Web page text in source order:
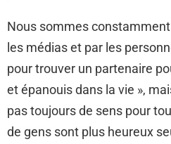
Nous sommes
les médias et par les
pour trouver un partenaire
et épanouis dans la vie »,
pas toujours de sens pour
de gens sont plus heureux